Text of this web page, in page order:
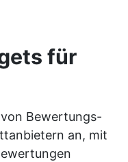
für
Bewertungs-
an, mit